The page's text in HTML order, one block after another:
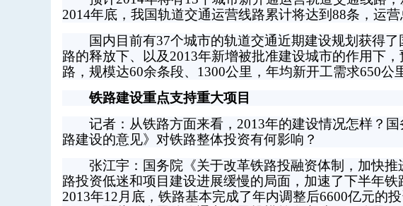
2014年底，我国轨道交通运营线路累计将达到88条，运
国内目前有37个城市的轨道交通近期建设规划获得了
路的释放下、以及2013年新增被批准建设城市的作用下
路，规模达60余条段、1300公里，年均新开工需求650公
铁路建设重点支持重大项目
记者：从铁路方面来看，2013年的建设情况怎样？国
路建设的意见》对铁路整体投资有何影响？
张江宇：国务院《关于改革铁路投融资体制，加快推
路投资低迷和项目建设进展缓慢的局面，加速了下半年
2013年12月底，铁路基本完成了年内调整后6600亿元的